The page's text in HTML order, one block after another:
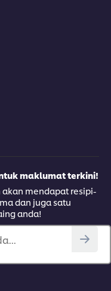
maklumat terkini!
mendapat resipi-
dan juga satu
anda!